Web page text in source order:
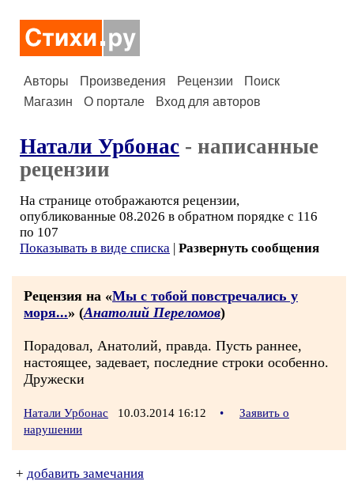
Авторы Произведения Рецензии
Поиск
Магазин
О портале Вход для авторов
Натали Урбонас - написанные
рецензии
На странице отображаются рецензии,
опубликованные 08.2026 в обратном порядке с 116
по 107
Показывать в виде списка | Развернуть сообщения
Рецензия на «Мы с тобой повстречались у
моря...» (Анатолий Переломов)
Порадовал, Анатолий, правда. Пусть раннее,
настоящее, задевает, последние строки особенно.
Дружески
Натали Урбонас 10.03.2014 16:12 •
Заявить о
нарушении
+ добавить замечания